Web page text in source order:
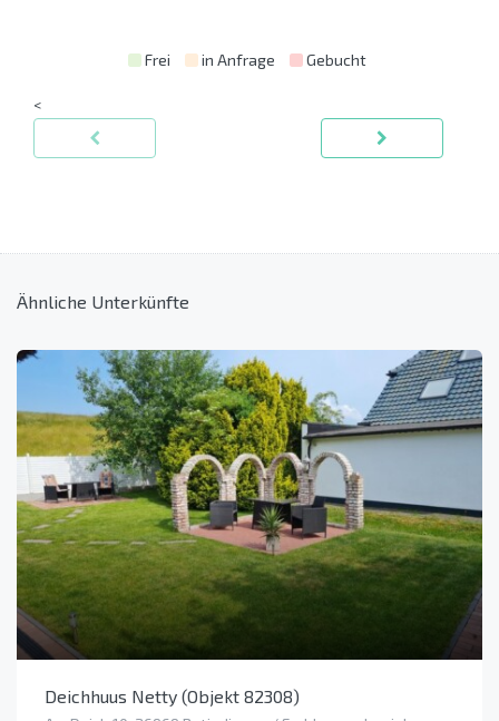
Frei in Anfrage Gebucht
<
Ähnliche Unterkünfte
Deichhuus Netty (Objekt 82308)